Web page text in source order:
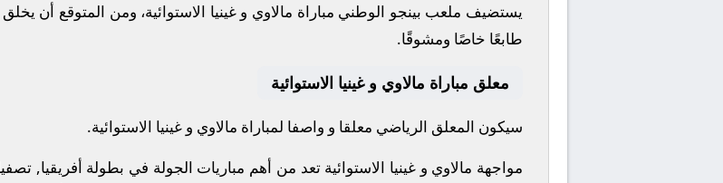
يستضيف ملعب بينجو الوطني مباراة مالاوي و غينيا الاستوائية، ومن المتوقع أن
طابعًا خاصًا ومشوقًا.
معلق مباراة مالاوي و غينيا الاستوائية
سيكون المعلق الرياضي معلقا و واصفا لمباراة مالاوي و غينيا الاستوائية.
مواجهة مالاوي و غينيا الاستوائية تعد من أهم مباريات الجولة في بطولة أفريقيا,